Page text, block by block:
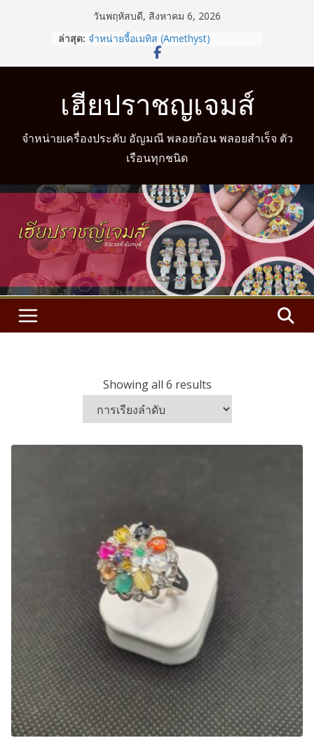
วันพฤหัสบดี, สิงหาคม 6, 2026
ล่าสุด: จำหน่ายจี้อเมทิส (Amethyst)
รู้หรือไม่? สวมแหวนให้ถูกนิ้วตามวันเกิด
ช่วยเสริมดวงชะตาได้
จำหน่ายแหวนมงคล
จำหน่ายแหวนมงคล พร้อมบริการวัดนิ้ว
เฮียปราชญเจมส์
จำหน่ายเครื่องประดับ อัญมณี พลอยก้อน พลอยสำเร็จ ตัว
เรือนทุกชนิด
Showing all 6 results